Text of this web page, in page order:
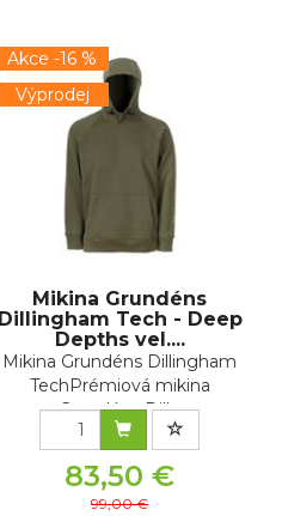
Akce -16 %
Výprodej
Mikina Grundéns
Dillingham Tech - Deep
Depths vel....
Mikina Grundéns Dillingham
TechPrémiová mikina
Grundéns Dill...
83,50 €
99,00 €